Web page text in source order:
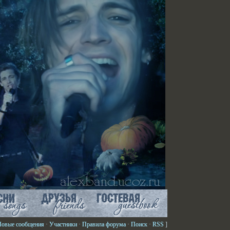
сообщения · Участники · Правила форума · Поиск · RSS ]